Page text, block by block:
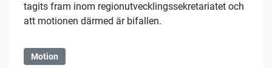
tagits fram inom regionutvecklingssekretariatet och
att motionen därmed är bifallen.
Motion